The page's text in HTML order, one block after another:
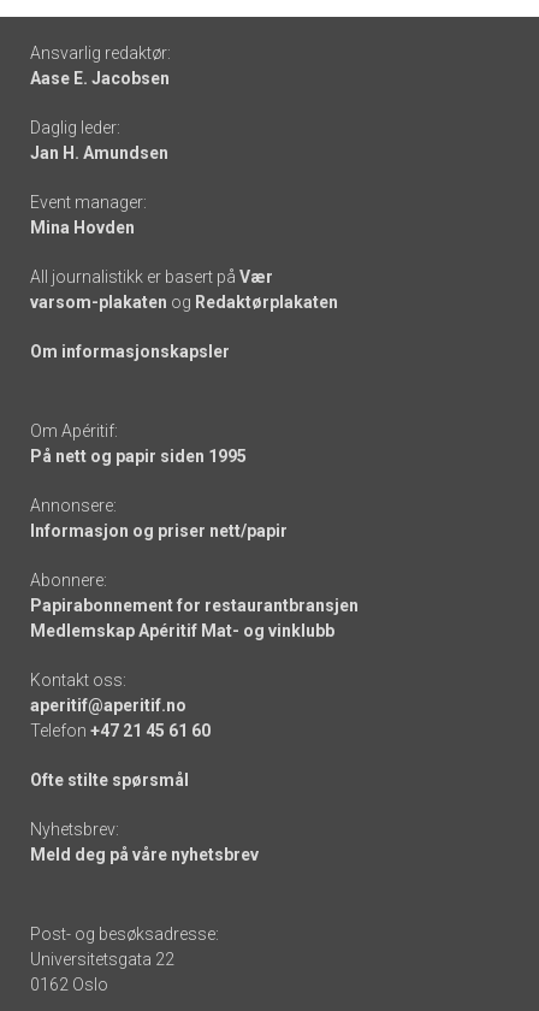
Footer
-
links
Ansvarlig redaktør:
Aase E. Jacobsen
Daglig leder:
Jan H. Amundsen
Event manager:
Mina Hovden
All journalistikk er basert på Vær
varsom-plakaten og Redaktørplakaten
Om informasjonskapsler
Om Apéritif:
På nett og papir siden 1995
Annonsere:
Informasjon og priser nett/papir
Abonnere:
Papirabonnement for restaurantbransjen
Medlemskap Apéritif Mat- og vinklubb
Kontakt oss:
aperitif@aperitif.no
Telefon +47 21 45 61 60
Ofte stilte spørsmål
Nyhetsbrev:
Meld deg på våre nyhetsbrev
Post- og besøksadresse:
Universitetsgata 22
0162 Oslo